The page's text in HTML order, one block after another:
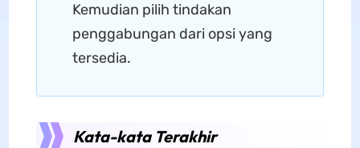
Kemudian pilih tindakan
penggabungan dari opsi yang
tersedia.
Kata-kata Terakhir